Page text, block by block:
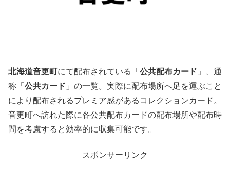
北海道音更町にて配布されている「 公共配布カード 」、通
称「 公共カード 」の一覧。実際に配布場所へ足を運ぶこと
により配布されるプレミア感があるコレクションカード。
音更町へ訪れた際に各公共配布カードの配布場所や配布時
間を考慮すると効率的に収集可能です。
スポンサーリンク